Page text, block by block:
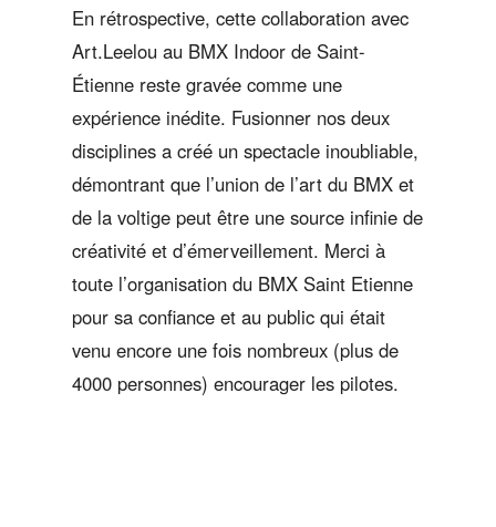
En rétrospective, cette collaboration avec
Art.Leelou au BMX Indoor de Saint-
Étienne reste gravée comme une
expérience inédite. Fusionner nos deux
disciplines a créé un spectacle inoubliable,
démontrant que l’union de l’art du BMX et
de la voltige peut être une source infinie de
créativité et d’émerveillement. Merci à
toute l’organisation du BMX Saint Etienne
pour sa confiance et au public qui était
venu encore une fois nombreux (plus de
4000 personnes) encourager les pilotes.